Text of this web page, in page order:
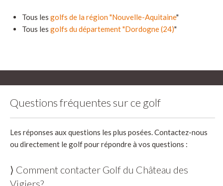
Tous les golfs de la région "Nouvelle-Aquitaine"
Tous les golfs du département "Dordogne (24)"
Questions fréquentes sur ce golf
Les réponses aux questions les plus posées. Contactez-nous
ou directement le golf pour répondre à vos questions :
⟩ Comment contacter Golf du Château des
Vigiers?